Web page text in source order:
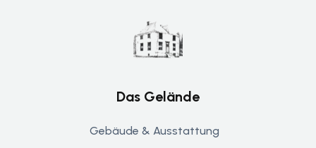
Das Gelände
Gebäude & Ausstattung